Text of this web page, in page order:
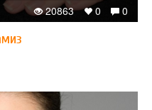
0
0
20863